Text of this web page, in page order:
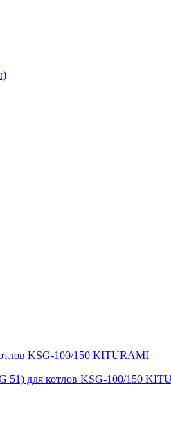
KSG-100/150 KITURAMI